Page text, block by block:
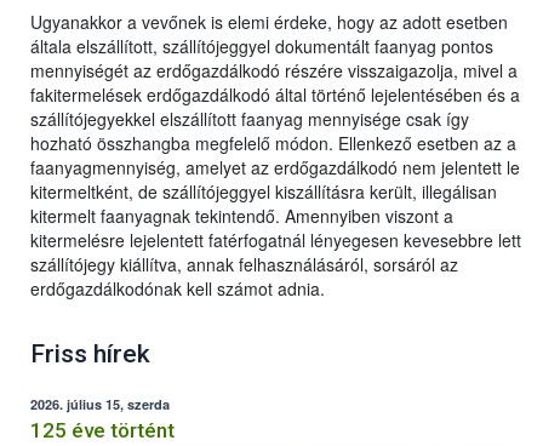
Ugyanakkor a vevőnek is elemi érdeke, hogy az adott esetben
általa elszállított, szállítójeggyel dokumentált faanyag pontos
mennyiségét az erdőgazdálkodó részére visszaigazolja, mivel a
fakitermelések erdőgazdálkodó által történő lejelentésében és a
szállítójegyekkel elszállított faanyag mennyisége csak így
hozható összhangba megfelelő módon. Ellenkező esetben az a
faanyagmennyiség, amelyet az erdőgazdálkodó nem jelentett le
kitermeltként, de szállítójeggyel kiszállításra került, illegálisan
kitermelt faanyagnak tekintendő. Amennyiben viszont a
kitermelésre lejelentett fatérfogatnál lényegesen kevesebbre lett
szállítójegy kiállítva, annak felhasználásáról, sorsáról az
erdőgazdálkodónak kell számot adnia.
Friss hírek
2026. július 15, szerda
125 éve történt